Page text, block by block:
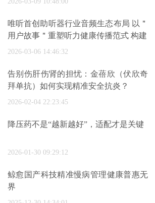
唯听首创助听器行业音频生态布局 以＂
用户故事＂重塑听力健康传播范式 构建
2026-03-06 14:46:32
告别伤肝伤肾的担忧：金蓓欣（伏欣奇
拜单抗）如何实现精准安全抗炎？
2026-02-04 22:23:45
降压药不是“越新越好”，适配才是关键
2026-01-30 09:29:12
鲸愈国产科技精准慢病管理健康普惠无
界